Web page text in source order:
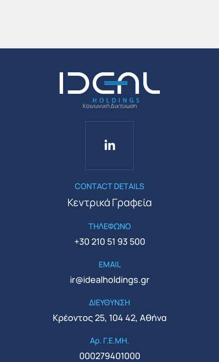
Κοινωνική Δικτύωση
CONTACT DETAILS
Κεντρικά Γραφεία
ΤΗΛΕΦΩΝΟ
+30 210 51 93 500
EMAIL
ir@idealholdings.gr
ΔΙΕΥΘΥΝΣΗ
Κρέοντος 25, 104 42, Αθήνα
Αρ. Γ.Ε.ΜΗ.
000279401000